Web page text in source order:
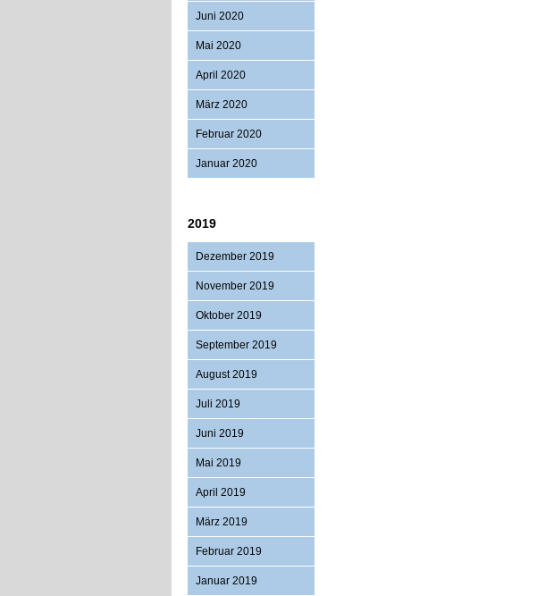
Juni 2020
Mai 2020
April 2020
März 2020
Februar 2020
Januar 2020
2019
Dezember 2019
November 2019
Oktober 2019
September 2019
August 2019
Juli 2019
Juni 2019
Mai 2019
April 2019
März 2019
Februar 2019
Januar 2019